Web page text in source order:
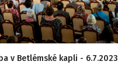
v Betlémské kapli - 6.7.2023